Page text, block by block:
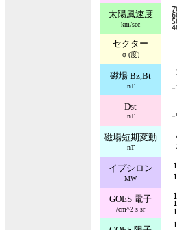
太陽風速度
km/sec
セクター
φ (度)
磁場 Bz,Bt
nT
Dst
nT
磁場短期変動
nT
イプシロン
MW
GOES 電子
/cm^2 s sr